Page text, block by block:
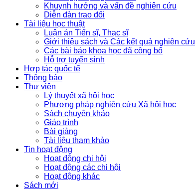
Khuynh hướng và vấn đề nghiên cứu
Diễn đàn trao đổi
Tài liệu học thuật
Luận án Tiến sĩ, Thạc sĩ
Giới thiệu sách và Các kết quả nghiên cứu
Các bài báo khoa học đã công bố
Hỗ trợ tuyển sinh
Hợp tác quốc tế
Thông báo
Thư viện
Lý thuyết xã hội học
Phương pháp nghiên cứu Xã hội học
Sách chuyên khảo
Giáo trình
Bài giảng
Tài liệu tham khảo
Tin hoạt động
Hoạt động chi hội
Hoạt động các chi hội
Hoạt động khác
Sách mới